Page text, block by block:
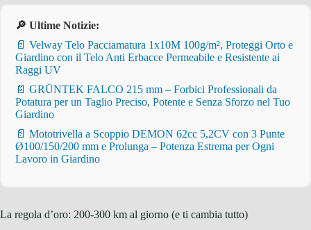
🔎 Ultime Notizie:
📄 Velway Telo Pacciamatura 1x10M 100g/m², Proteggi Orto e
Giardino con il Telo Anti Erbacce Permeabile e Resistente ai
Raggi UV
📄 GRÜNTEK FALCO 215 mm – Forbici Professionali da
Potatura per un Taglio Preciso, Potente e Senza Sforzo nel Tuo
Giardino
📄 Mototrivella a Scoppio DEMON 62cc 5,2CV con 3 Punte
Ø100/150/200 mm e Prolunga – Potenza Estrema per Ogni
Lavoro in Giardino
La regola d’oro: 200-300 km al giorno (e ti cambia tutto)